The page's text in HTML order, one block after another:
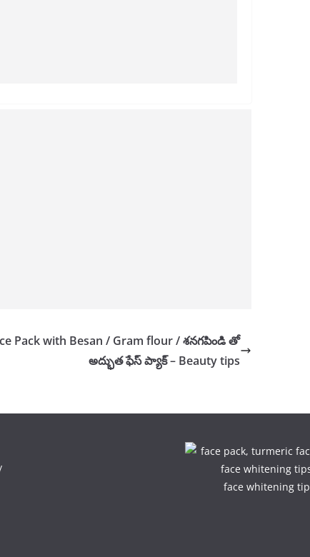
Pack with Besan / Gram flour / శనగపిండి తో
అద్భుత ఫేస్ ప్యాక్ – Beauty tips
face whitening tip